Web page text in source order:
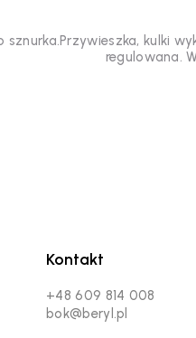
kulki
regulowana.
Kontakt
+48 609 814 008
bok@beryl.pl